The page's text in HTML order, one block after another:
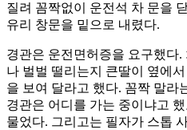
질려 꼼짝없이 운전석 차 문을
유리 창문을 밑으로 내렸다.
경관은 운전면허증을 요구했다.
나 벌벌 떨리는지 큰딸이 옆에
을 보여 달라고 했다. 꼼짝 말라
경관은 어디를 가는 중이냐고
물었다. 그리고는 필자가 스톱